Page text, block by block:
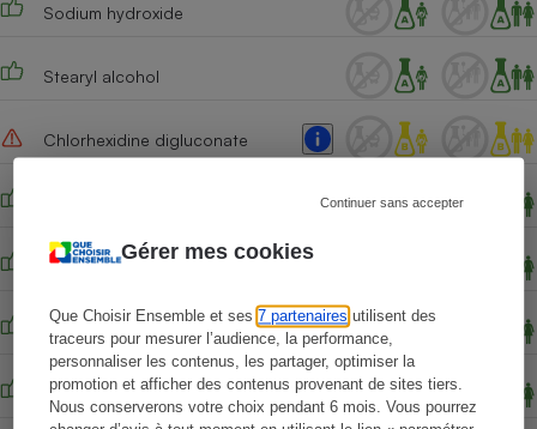
Gérer mes cookies
Que Choisir Ensemble et ses7 partenaires utilisent des
traceurs pour mesurer l’audience, la performance,
personnaliser les contenus, les partager, optimiser la
promotion et afficher des contenus provenant de sites tiers.
Nous conserverons votre choix pendant 6 mois. Vous pourrez
Continuer sans accepter
Sodium hydroxide
Stearyl alcohol
Chlorhexidine digluconate
Myristyl alcohol
Basic yellow 87
Basic red 51